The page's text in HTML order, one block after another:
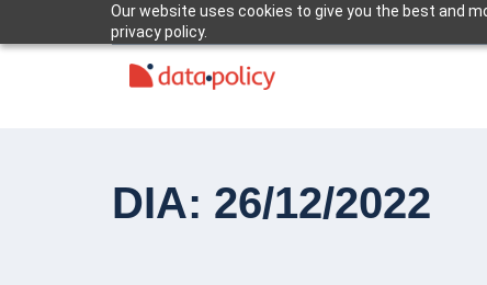
Our website uses cookies to give you the best and
privacy policy.
DIA: 26/12/2022